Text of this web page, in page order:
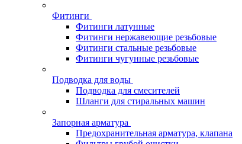
Фитинги
Фитинги латунные
Фитинги нержавеющие резьбовые
Фитинги стальные резьбовые
Фитинги чугунные резьбовые
Подводка для воды
Подводка для смесителей
Шланги для стиральных машин
Запорная арматура
Предохранительная арматура, клапана